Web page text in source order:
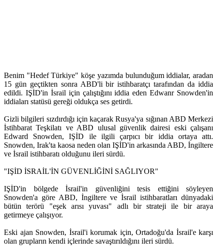
Benim "Hedef Türkiye" köşe yazımda bulunduğum iddialar, aradan
15 gün geçtikten sonra ABD'li bir istihbaratçı tarafından da iddia
edildi. IŞİD'in İsrail için çalıştığını iddia eden Edwanr Snowden'in
iddiaları statüsü gereği oldukça ses getirdi.
Gizli bilgileri sızdırdığı için kaçarak Rusya'ya sığınan ABD Merkezi
İstihbarat Teşkilatı ve ABD ulusal güvenlik dairesi eski çalışanı
Edward Snowden, IŞİD ile ilgili çarpıcı bir iddia ortaya attı.
Snowden, Irak'ta kaosa neden olan IŞİD'in arkasında ABD, İngiltere
ve İsrail istihbaratı olduğunu ileri sürdü.
"IŞİD İSRAİL'İN GÜVENLİĞİNİ SAĞLIYOR"
IŞİD'in bölgede İsrail'in güvenliğini tesis ettiğini söyleyen
Snowden'a göre ABD, İngiltere ve İsrail istihbaratları dünyadaki
bütün terörü "eşek arısı yuvası" adlı bir strateji ile bir araya
getirmeye çalışıyor.
Eski ajan Snowden, İsrail'i korumak için, Ortadoğu'da İsrail'e karşı
olan grupların kendi içlerinde savaştırıldığını ileri sürdü.